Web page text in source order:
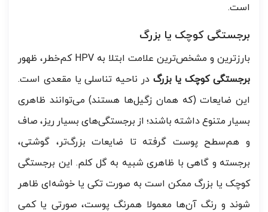
است.
برجستگی کوچک یا بزرگ
بارزترین و مشخص‌ترین علامت ابتلا به HPV کم‌خطر، ظهور
برجستگی کوچک یا بزرگ در ناحیه تناسلی یا مقعدی است.
این ضایعات (که همان زگیل‌ها هستند) می‌توانند ظاهری
بسیار متنوع داشته باشند؛ از برجستگی‌های بسیار ریز، صاف
و هم‌سطح پوست گرفته تا ضایعات بزرگ‌تر، گوشتی،
برجسته و گاهی با ظاهری شبیه به گل کلم. این برجستگی
کوچک یا بزرگ ممکن است به صورت تکی یا خوشه‌ای ظاهر
شوند و رنگ آن‌ها معمولا همرنگ پوست، صورتی یا کمی